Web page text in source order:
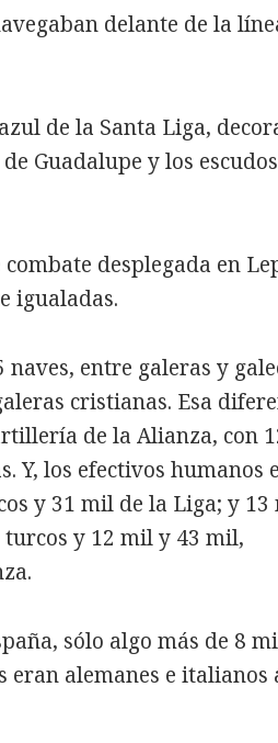
delante de la
de la Santa Liga,
Guadalupe y los
desplegada en
igualadas.
entre galeras y
cristianas. Esa
de la Alianza, con
Y, los efectivos humanos
y 31 mil de la Liga; y
y 12 mil y 43 mil,
sólo algo más de 8
eran alemanes e italianos